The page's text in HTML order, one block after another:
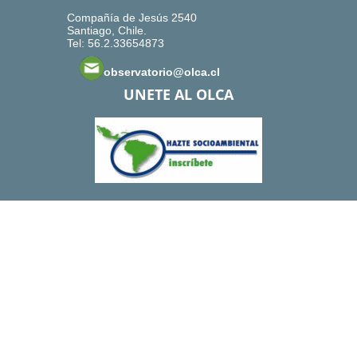
Compañía de Jesús 2540
Santiago, Chile.
Tel: 56.2.33654873
observatorio@olca.cl
UNETE AL OLCA